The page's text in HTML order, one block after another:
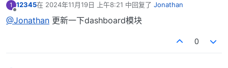
1 12345在 2024年11月19日 上午8:21 中回复了 Jonathan
最后由 编辑
@Jonathan 更新一下dashboard模块
0